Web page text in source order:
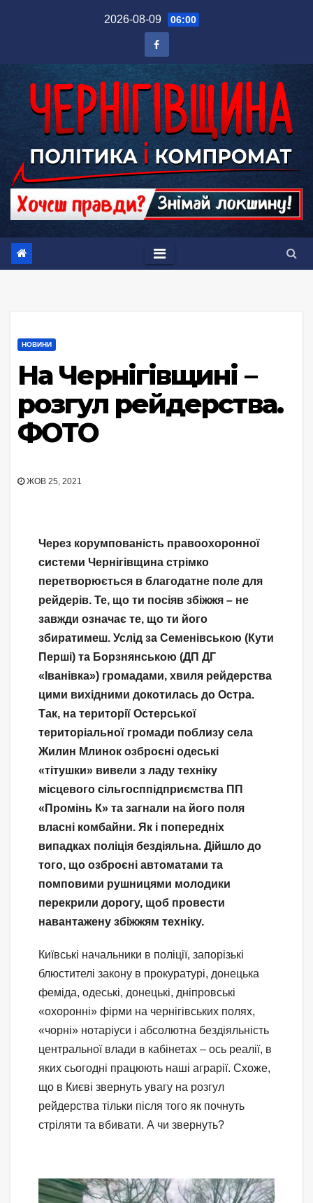
2026-08-09 06:00
НОВИНИ
На Чернігівщині –
розгул рейдерства.
ФОТО
ЖОВ 25, 2021
Через корумпованість правоохоронної
системи Чернігівщина стрімко
перетворюється в благодатне поле для
рейдерів. Те, що ти посіяв збіжжя – не
завжди означає те, що ти його
збиратимеш. Услід за Семенівською (Кути
Перші) та Борзнянською (ДП ДГ
«Іванівка») громадами, хвиля рейдерства
цими вихідними докотилась до Остра.
Так, на території Остерської
територіальної громади поблизу села
Жилин Млинок озброєні одеські
«тітушки» вивели з ладу техніку
місцевого сільгосппідприємства ПП
«Промінь К» та загнали на його поля
власні комбайни. Як і попередніх
випадках поліція бездіяльна. Дійшло до
того, що озброєні автоматами та
помповими рушницями молодики
перекрили дорогу, щоб провести
навантажену збіжжям техніку.
Київські начальники в поліції, запорізькі
блюстителі закону в прокуратурі, донецька
феміда, одеські, донецькі, дніпровські
«охоронні» фірми на чернігівських полях,
«чорні» нотаріуси і абсолютна бездіяльність
центральної влади в кабінетах – ось реалії, в
яких сьогодні працюють наші аграрії. Схоже,
що в Києві звернуть увагу на розгул
рейдерства тільки після того як почнуть
стріляти та вбивати. А чи звернуть?